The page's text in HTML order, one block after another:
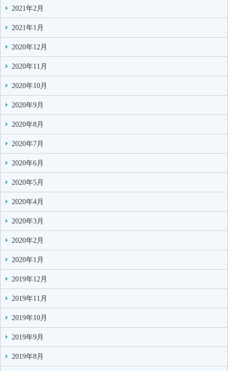
2021年2月
2021年1月
2020年12月
2020年11月
2020年10月
2020年9月
2020年8月
2020年7月
2020年6月
2020年5月
2020年4月
2020年3月
2020年2月
2020年1月
2019年12月
2019年11月
2019年10月
2019年9月
2019年8月